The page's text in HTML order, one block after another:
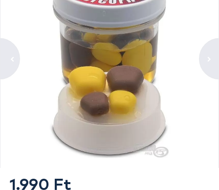
1.990 Ft